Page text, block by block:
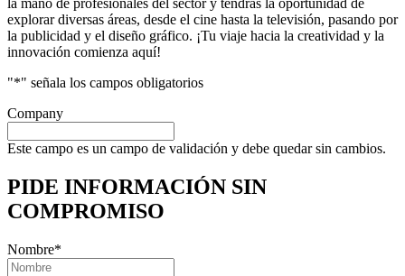
la mano de profesionales del sector y tendrás la oportunidad de
explorar diversas áreas, desde el cine hasta la televisión, pasando por
la publicidad y el diseño gráfico. ¡Tu viaje hacia la creatividad y la
innovación comienza aquí!
"*" señala los campos obligatorios
Company
Este campo es un campo de validación y debe quedar sin cambios.
PIDE INFORMACIÓN SIN
COMPROMISO
Nombre*